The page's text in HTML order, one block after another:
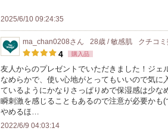
ま
す
り
登
録
さ
れ
ン
バ
ー
に
お
気
2025/6/10 09:24:35
ma_chan0208さん 28歳 / 敏感肌 クチコ
4 購入品
友人からのプレゼントでいただきました！ジェ
なめらかで、使い心地がとってもいいので気に
ているようにかなりさっぱりめで保湿感は少な
瞬刺激を感じることもあるので注意が必要かも
やめるほ…
2022/6/9 04:03:14